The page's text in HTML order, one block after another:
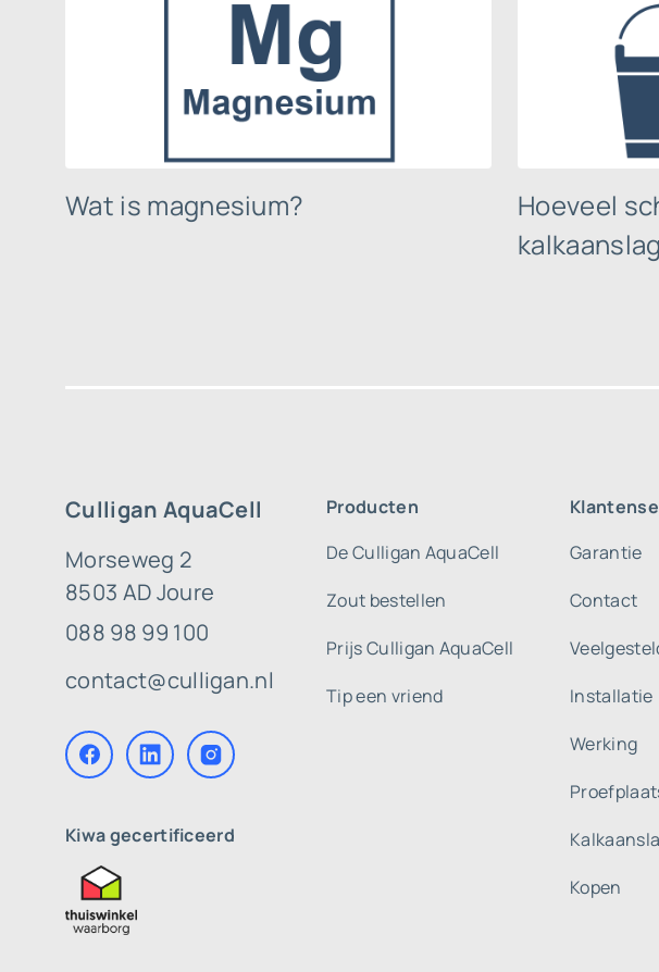
Wat is magnesium?
Hoeveel
Culligan AquaCell
Morseweg 2
8503 AD Joure
088 98 99 100
contact@culligan.nl
Kiwa gecertificeerd
Producten
De Culligan AquaCell
Zout bestellen
Prijs Culligan AquaCell
Tip een vriend
Garantie
Contact
Installatie
Werking
Kopen